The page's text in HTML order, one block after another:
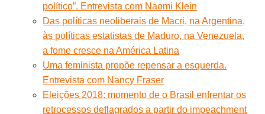
político”. Entrevista com Naomi Klein
Das políticas neoliberais de Macri, na Argentina,
às políticas estatistas de Maduro, na Venezuela,
a fome cresce na América Latina
Uma feminista propõe repensar a esquerda.
Entrevista com Nancy Fraser
Eleições 2018: momento de o Brasil enfrentar os
retrocessos deflagrados a partir do impeachment